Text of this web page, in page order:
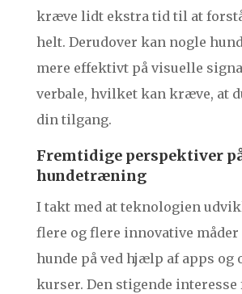
kræve lidt ekstra tid til at
helt. Derudover kan nogle
mere effektivt på visuelle
verbale, hvilket kan kræve, at
din tilgang.
Fremtidige perspektiver
hundetræning
I takt med at teknologien
flere og flere innovative
hunde på ved hjælp af apps og
kurser. Den stigende interesse